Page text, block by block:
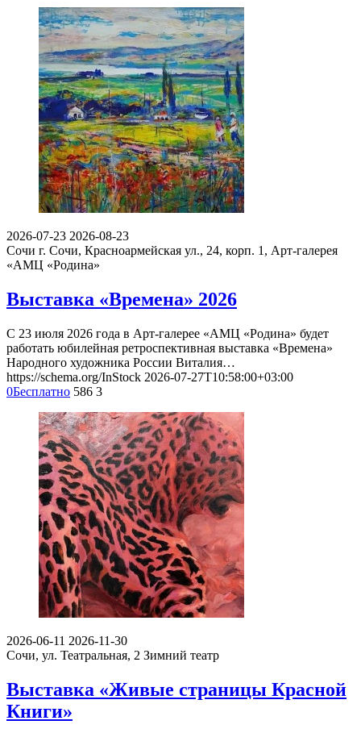
2026-07-23 2026-08-23
Сочи г. Сочи, Красноармейская ул., 24, корп. 1, Арт-галерея
«АМЦ «Родина»
Выставка «Времена» 2026
С 23 июля 2026 года в Арт-галерее «АМЦ «Родина» будет
работать юбилейная ретроспективная выставка «Времена»
Народного художника России Виталия…
https://schema.org/InStock 2026-07-27T10:58:00+03:00
0Бесплатно 586 3
2026-06-11 2026-11-30
Сочи, ул. Театральная, 2 Зимний театр
Выставка «Живые страницы Красной
Книги»